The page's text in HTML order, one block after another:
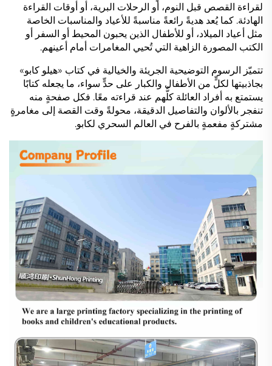
لقراءة القصص قبل النوم، أو الرحلات البرية، أو أوقات القراءة
الهادئة. كما يُعد هديةً رائعةً مناسبةً للأعياد والمناسبات الخاصة
مثل أعياد الميلاد، أو للأطفال الذين يحبون المحيط أو السفر أو
الكتب المصورة الزاهية التي تُحيي المغامرات أمام أعينهم.
تتميّز الرسوم التوضيحية الجريئة والخيالية في كتاب «هيلو كابو»
بجاذبيتها لكلٍّ من الأطفال والكبار على حدٍّ سواء، ما يجعله كتابًا
يستمتع به أفراد العائلة كلُّهم عند قراءته معًا. فكل صفحةٍ منه
تنفجر بالألوان والتفاصيل الدقيقة، محولةً وقت القصة إلى مغامرةٍ
مشتركةٍ مفعمةٍ بالفرح في العالم السحري لكابو.